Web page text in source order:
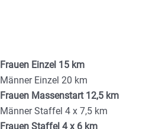
Frauen Einzel 15 km
Männer Einzel 20 km
Frauen Massenstart 12,5 km
Männer Staffel 4 x 7,5 km
Frauen Staffel 4 x 6 km